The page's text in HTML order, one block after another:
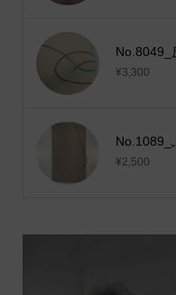
No.8049_
¥3,300
No.1089_
¥2,500